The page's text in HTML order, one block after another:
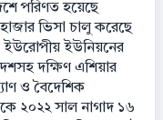
পরিণত হয়েছে
ভিসা চালু করেছে
ইউরোপীয় ইউনিয়নের
দক্ষিণ এশিয়ার
ও বৈদেশিক
২০২২ সাল নাগাদ ১৬